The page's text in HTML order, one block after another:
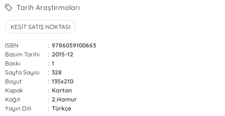
Tarih Araştırmaları
KESİT SATIŞ NOKTASI
ISBN : 9786059100663
Basım Tarihi
: 2015-12
Baskı
: 1
Sayfa Sayısı
: 328
Boyut
: 135x210
Kapak
: Karton
Kağıt
: 2.Hamur
Yayın Dili
: Türkçe